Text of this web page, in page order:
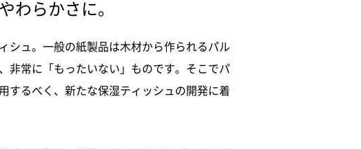
わらかさに。
シュ。一般の紙製品は木材から作られるパル
非常に「もったいない」ものです。そこでパ
するべく、新たな保湿ティッシュの開発に着